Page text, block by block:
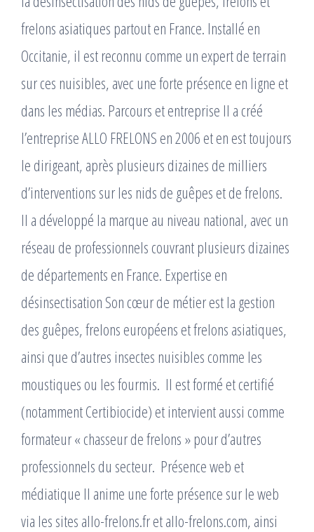
frelons asiatiques partout en France. Installé en
Occitanie, il est reconnu comme un expert de terrain
sur ces nuisibles, avec une forte présence en ligne et
dans les médias. Parcours et entreprise Il a créé
l’entreprise ALLO FRELONS en 2006 et en est toujours
le dirigeant, après plusieurs dizaines de milliers
d’interventions sur les nids de guêpes et de frelons. ​
Il a développé la marque au niveau national, avec un
réseau de professionnels couvrant plusieurs dizaines
de départements en France. Expertise en
désinsectisation Son cœur de métier est la gestion
des guêpes, frelons européens et frelons asiatiques,
ainsi que d’autres insectes nuisibles comme les
moustiques ou les fourmis. ​ Il est formé et certifié
(notamment Certibiocide) et intervient aussi comme
formateur « chasseur de frelons » pour d’autres
professionnels du secteur. ​ Présence web et
médiatique Il anime une forte présence sur le web
via les sites allo-frelons.fr et allo-frelons.com, ainsi